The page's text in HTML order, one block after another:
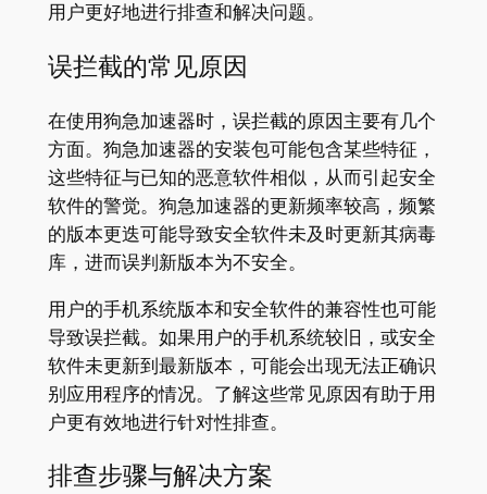
用户更好地进行排查和解决问题。
误拦截的常见原因
在使用狗急加速器时，误拦截的原因主要有几个
方面。狗急加速器的安装包可能包含某些特征，
这些特征与已知的恶意软件相似，从而引起安全
软件的警觉。狗急加速器的更新频率较高，频繁
的版本更迭可能导致安全软件未及时更新其病毒
库，进而误判新版本为不安全。
用户的手机系统版本和安全软件的兼容性也可能
导致误拦截。如果用户的手机系统较旧，或安全
软件未更新到最新版本，可能会出现无法正确识
别应用程序的情况。了解这些常见原因有助于用
户更有效地进行针对性排查。
排查步骤与解决方案